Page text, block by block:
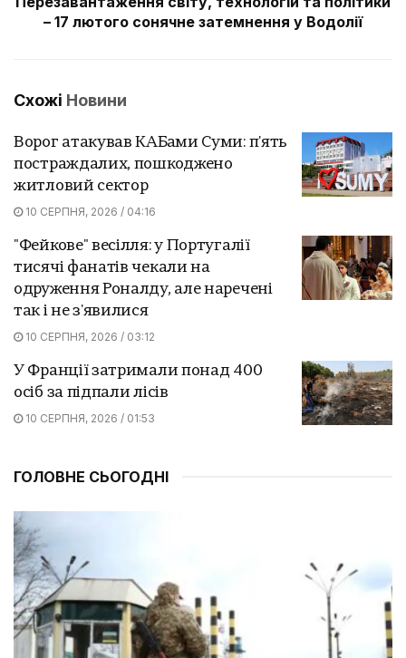
– 17 лютого сонячне затемнення у Водолії
Схожі Новини
Ворог атакував КАБами Суми: п'ять
постраждалих, пошкоджено
житловий сектор
10 СЕРПНЯ, 2026 / 04:16
"Фейкове" весілля: у Португалії
тисячі фанатів чекали на
одруження Роналду, але наречені
так і не з'явилися
10 СЕРПНЯ, 2026 / 03:12
У Франції затримали понад 400
осіб за підпали лісів
10 СЕРПНЯ, 2026 / 01:53
ГОЛОВНЕ СЬОГОДНІ